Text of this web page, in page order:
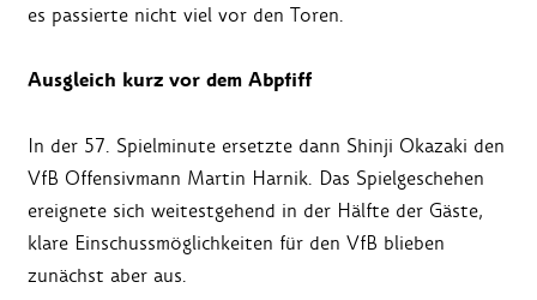
es passierte nicht viel vor den Toren.
Ausgleich kurz vor dem Abpfiff
In der 57. Spielminute ersetzte dann Shinji Okazaki den
VfB Offensivmann Martin Harnik. Das Spielgeschehen
ereignete sich weitestgehend in der Hälfte der Gäste,
klare Einschussmöglichkeiten für den VfB blieben
zunächst aber aus.